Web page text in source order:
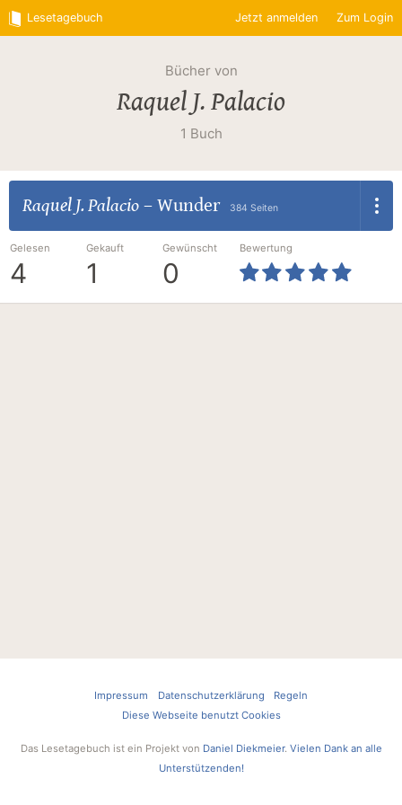
Lesetagebuch Jetzt anmelden Zum Login
Bücher von
Raquel J. Palacio
1 Buch
Raquel J. Palacio– Wunder 384 Seiten
Gelesen
4
Gekauft
1
Gewünscht
0
Bewertung
Impressum Datenschutzerklärung
Regeln
Diese Webseite benutzt Cookies
Das Lesetagebuch ist ein Projekt von Daniel Diekmeier. Vielen Dank an alle
Unterstützenden!